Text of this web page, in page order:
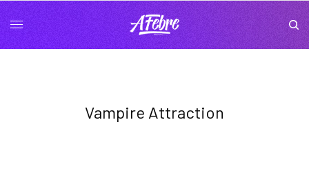
Vampire Attraction